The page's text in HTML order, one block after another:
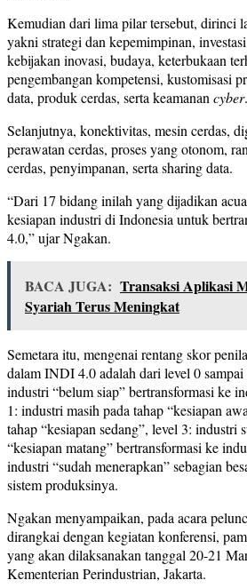
Kemudian dari lima pilar tersebut, dirinci
yakni strategi dan kepemimpinan,
kebijakan inovasi, budaya, keterbukaan
pengembangan kompetensi, kustomisasi
data, produk cerdas, serta keamanan cyber.
Selanjutnya, konektivitas, mesin cerdas,
perawatan cerdas, proses yang otonom,
cerdas, penyimpanan, serta sharing data.
“Dari 17 bidang inilah yang dijadikan
kesiapan industri di Indonesia untuk
4.0,” ujar Ngakan.
BACA JUGA: Transaksi Aplikasi
Syariah Terus Meningkat
Semetara itu, mengenai rentang skor
dalam INDI 4.0 adalah dari level 0
industri “belum siap” bertransformasi ke
1: industri masih pada tahap “kesiapan
tahap “kesiapan sedang”, level 3: industri
“kesiapan matang” bertransformasi ke
industri “sudah menerapkan” sebagian
sistem produksinya.
Ngakan menyampaikan, pada acara
dirangkai dengan kegiatan konferensi,
yangakan dilaksanakan tanggal 20-21
Kementerian Perindustrian, Jakarta.